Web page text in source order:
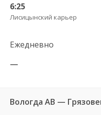
6:25
Лисицынский карьер
Ежедневно
—
Вологда АВ —